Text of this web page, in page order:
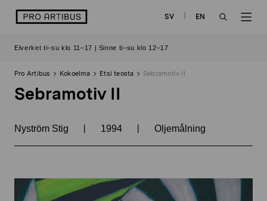
sisältöön
logo SV
EN
Elverket ti–su klo 11–17 | Sinne ti–su klo 12–17
Pro Artibus Kokoelma Etsi teosta Sebramotiv II
Sebramotiv II
Nyström Stig | 1994 | Oljemålning